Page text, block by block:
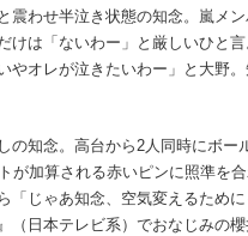
震わせ半泣き状態の知念。嵐メ
けは「ないわー」と厳しいひと
やオレが泣きたいわー」と大野
の知念。高台から2人同時にボー
が加算される赤いピンに照準を
「じゃあ知念、空気変えるため
（日本テレビ系）でおなじみの